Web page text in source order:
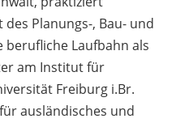
Planungs-, Bau- und
berufliche Laufbahn als
am Institut für
Freiburg i.Br.
ausländisches und